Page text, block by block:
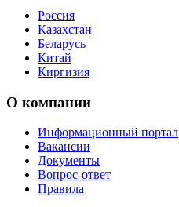
Россия
Казахстан
Беларусь
Китай
Киргизия
О компании
Информационный портал
Вакансии
Документы
Вопрос-ответ
Правила